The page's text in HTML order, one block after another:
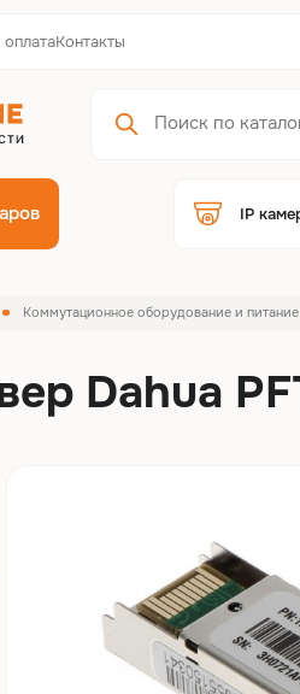
Контакты
IP
Коммутационное оборудование и питание
Dahua